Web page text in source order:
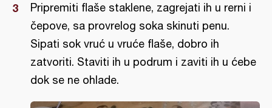
Pripremiti flaše staklene, zagrejati ih u rerni i
čepove, sa provrelog soka skinuti penu.
Sipati sok vruć u vruće flaše, dobro ih
zatvoriti. Staviti ih u podrum i zaviti ih u ćebe
dok se ne ohlade.